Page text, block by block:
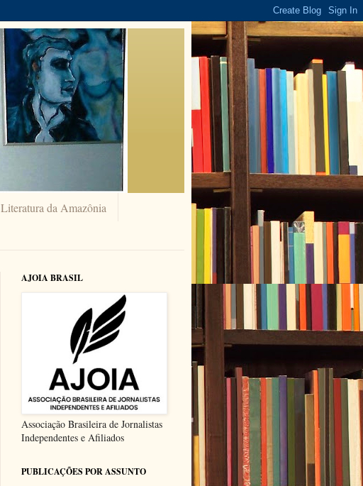
Literatura da Amazônia
AJOIA BRASIL
Associação Brasileira de Jornalistas
Independentes e Afiliados
PUBLICAÇÕES POR ASSUNTO